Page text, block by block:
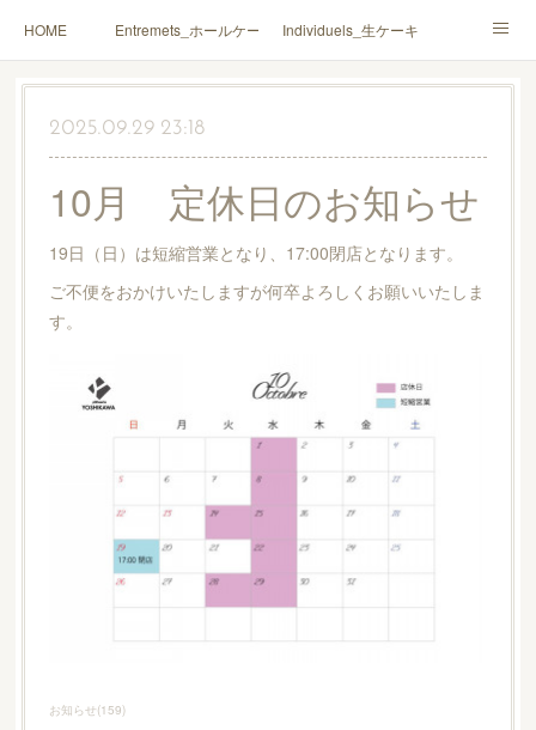
HOME Entremets_ホールケーキ Individuels_生ケーキ
Gâteaux secs_焼菓子 Coffrets Cadeaux_詰合せ
2025.09.29 23:18
10月 定休日のお知らせ
19日（日）は短縮営業となり、17:00閉店となります。
ご不便をおかけいたしますが何卒よろしくお願いいたしま
す。
お知らせ(159)